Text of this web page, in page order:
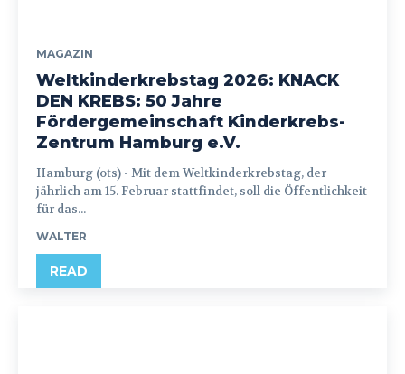
MAGAZIN
Weltkinderkrebstag 2026: KNACK
DEN KREBS: 50 Jahre
Fördergemeinschaft Kinderkrebs-
Zentrum Hamburg e.V.
Hamburg (ots) - Mit dem Weltkinderkrebstag, der
jährlich am 15. Februar stattfindet, soll die Öffentlichkeit
für das...
WALTER
READ